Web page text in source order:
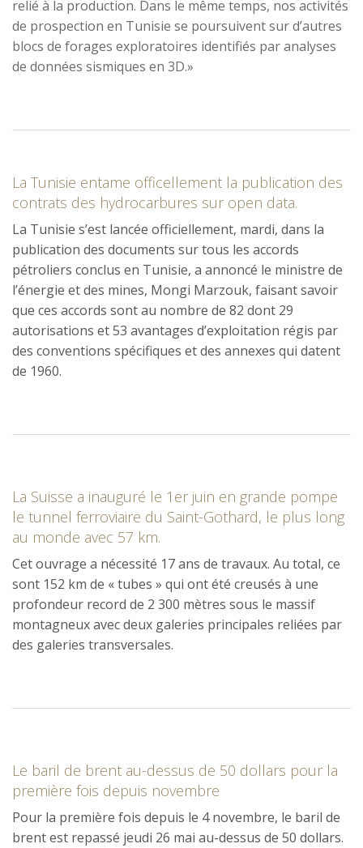
relié à la production. Dans le même temps, nos activités
de prospection en Tunisie se poursuivent sur d’autres
blocs de forages exploratoires identifiés par analyses
de données sismiques en 3D.»
La Tunisie entame officellement la publication des
contrats des hydrocarbures sur open data.
La Tunisie s’est lancée officiellement, mardi, dans la
publication des documents sur tous les accords
pétroliers conclus en Tunisie, a annoncé le ministre de
l’énergie et des mines, Mongi Marzouk, faisant savoir
que ces accords sont au nombre de 82 dont 29
autorisations et 53 avantages d’exploitation régis par
des conventions spécifiques et des annexes qui datent
de 1960.
La Suisse a inauguré le 1er juin en grande pompe
le tunnel ferroviaire du Saint-Gothard, le plus long
au monde avec 57 km.
Cet ouvrage a nécessité 17 ans de travaux. Au total, ce
sont 152 km de « tubes » qui ont été creusés à une
profondeur record de 2 300 mètres sous le massif
montagneux avec deux galeries principales reliées par
des galeries transversales.
Le baril de brent au-dessus de 50 dollars pour la
première fois depuis novembre
Pour la première fois depuis le 4 novembre, le baril de
brent est repassé jeudi 26 mai au-dessus de 50 dollars.